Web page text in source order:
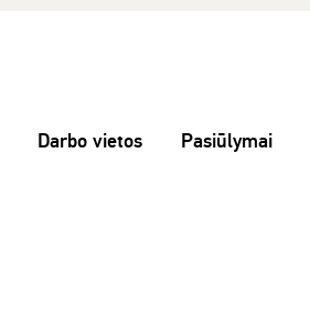
Darbo vietos Pasiūlymai